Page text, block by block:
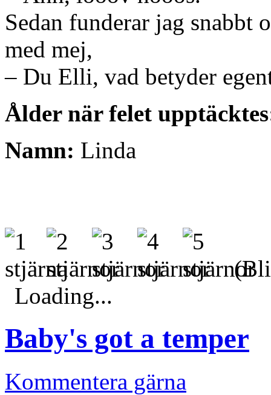
Sedan funderar jag snabbt
med mej,
– Du Elli, vad betyder
Ålder när felet
Namn: Linda
(Bli
Loading...
Baby's got a temper
Kommentera gärna